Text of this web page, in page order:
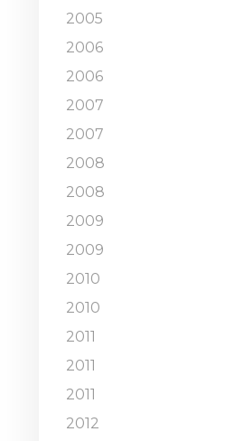
2005
2006
2006
2007
2007
2008
2008
2009
2009
2010
2010
2011
2011
2011
2012